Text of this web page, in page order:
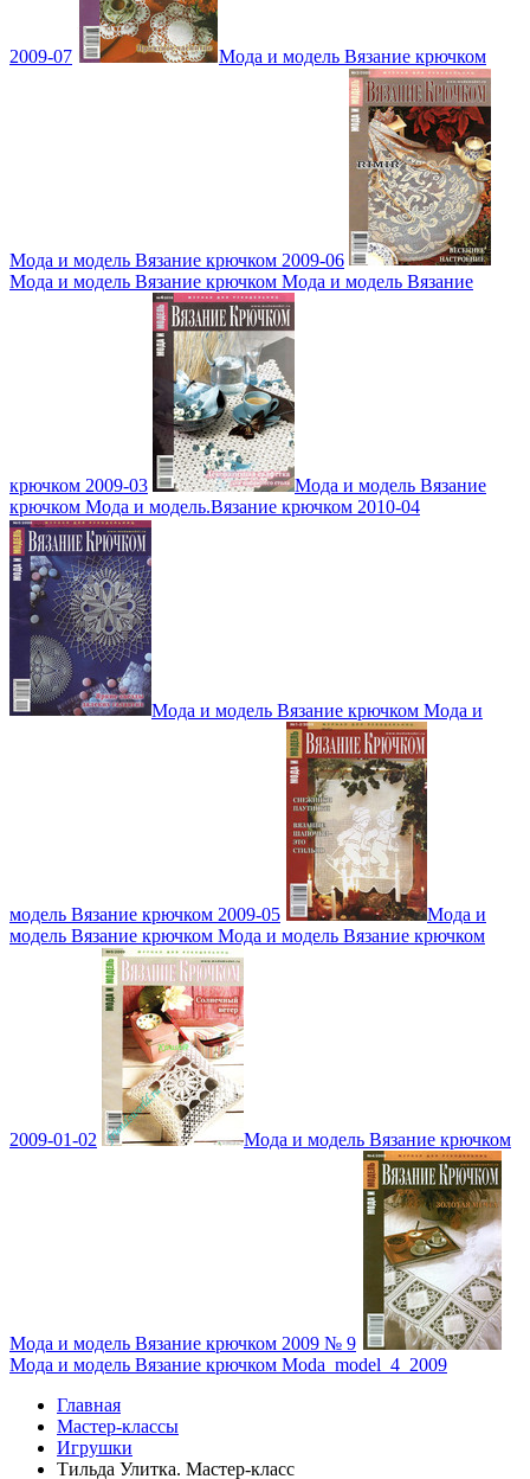
2009-07 Мода и модель Вязание крючком
Мода и модель Вязание крючком 2009-06
Мода и модель Вязание крючком Мода и модель Вязание
крючком 2009-03
Мода и модель Вязание
крючком Мода и модель.Вязание крючком 2010-04
Мода и модель Вязание крючком Мода и
модель Вязание крючком 2009-05
Мода и
модель Вязание крючком Мода и модель Вязание крючком
2009-01-02 Мода и модель Вязание крючком
Мода и модель Вязание крючком 2009 № 9
Мода и модель Вязание крючком Moda_model_4_2009
Главная
Мастер-классы
Игрушки
Тильда Улитка. Мастер-класс